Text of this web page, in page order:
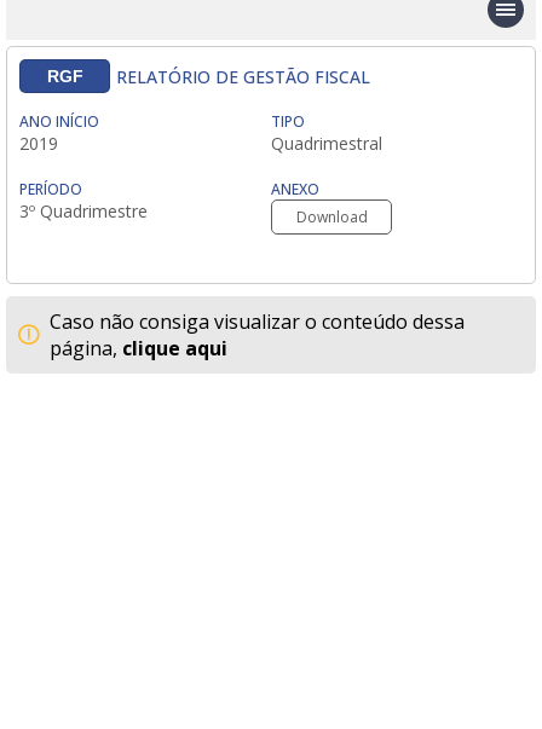
RGF RELATÓRIO DE GESTÃO FISCAL
ANO INÍCIO
2019
TIPO
Quadrimestral
PERÍODO
3º Quadrimestre
ANEXO
Download
Caso não consiga visualizar o conteúdo dessa
página, clique aqui